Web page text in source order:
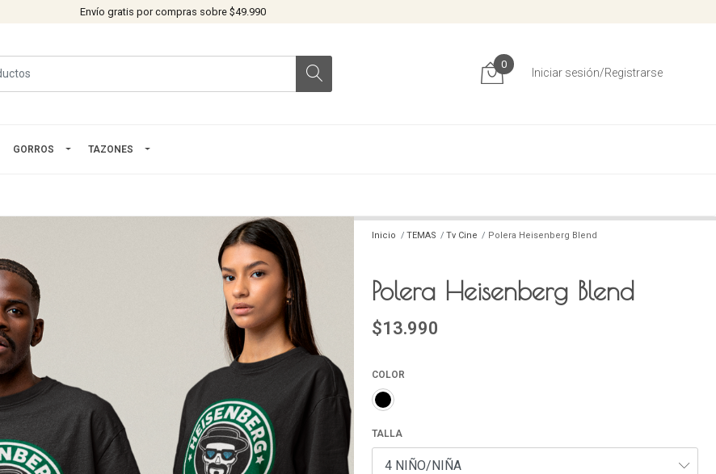
Envío gratis por compras sobre $49.990
0
Iniciar sesión/Registrarse
GORROS TAZONES
Inicio TEMAS Tv Cine Polera Heisenberg Blend
Polera Heisenberg Blend
$13.990
COLOR
TALLA